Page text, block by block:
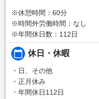
※休憩時間：60分
※時間外労働時間：なし
※年間休日数：112日
休日・休暇
・日、その他
・正月休み
・年間休日112日